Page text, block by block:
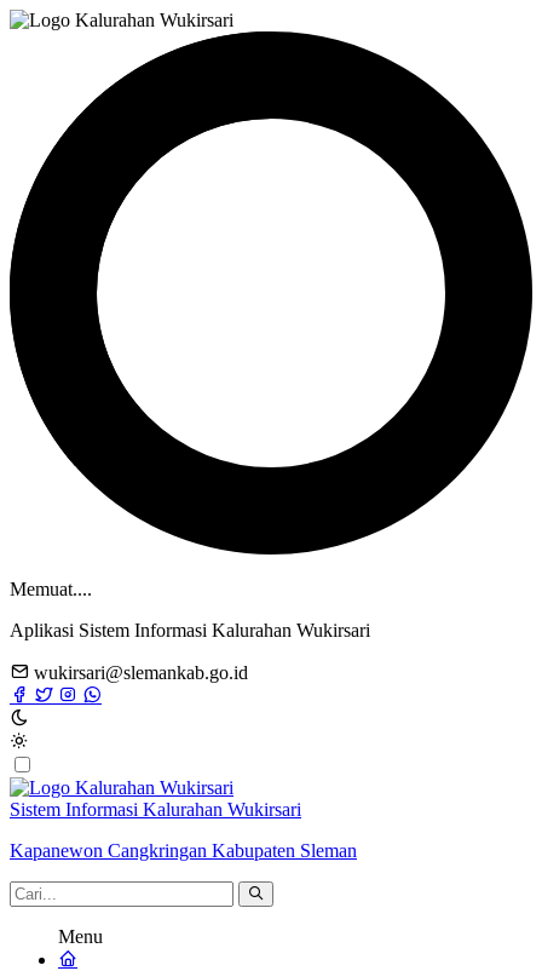
Memuat....
Aplikasi Sistem Informasi Kalurahan Wukirsari
wukirsari@slemankab.go.id
Sistem Informasi Kalurahan Wukirsari
Kapanewon Cangkringan Kabupaten Sleman
Menu